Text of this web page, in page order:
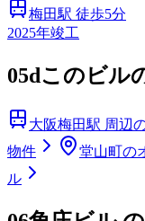
梅田駅 徒歩5分
2025年竣工
05dこのビル
大阪梅田駅 周辺
物件
堂山町の
ル